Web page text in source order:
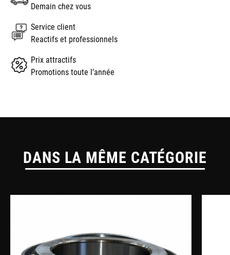
Demain chez vous
Service client
Reactifs et professionnels
Prix attractifs
Promotions toute l’année
DANS LA MÊME CATÉGORIE